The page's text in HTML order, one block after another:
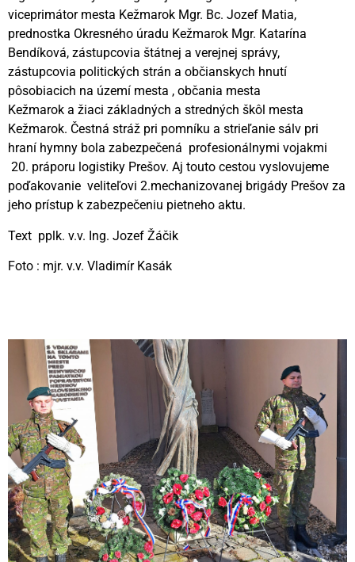
viceprimátor mesta Kežmarok Mgr. Bc. Jozef Matia,
prednostka Okresného úradu Kežmarok Mgr. Katarína
Bendíková, zástupcovia štátnej a verejnej správy,
zástupcovia politických strán a občianskych hnutí
pôsobiacich na území mesta , občania mesta
Kežmarok a žiaci základných a stredných škôl mesta
Kežmarok. Čestná stráž pri pomníku a strieľanie sálv pri
hraní hymny bola zabezpečená profesionálnymi vojakmi
20. práporu logistiky Prešov. Aj touto cestou vyslovujeme
poďakovanie veliteľovi 2.mechanizovanej brigády Prešov za
jeho prístup k zabezpečeniu pietneho aktu.
Text pplk. v.v. Ing. Jozef Žáčik
Foto : mjr. v.v. Vladimír Kasák